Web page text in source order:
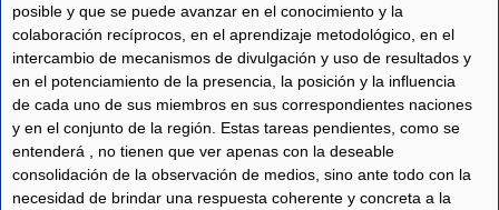
posible y que se puede avanzar en el conocimiento y la
colaboración recíprocos, en el aprendizaje metodológico, en el
intercambio de mecanismos de divulgación y uso de resultados y
en el potenciamiento de la presencia, la posición y la influencia
de cada uno de sus miembros en sus correspondientes naciones
y en el conjunto de la región. Estas tareas pendientes, como se
entenderá , no tienen que ver apenas con la deseable
consolidación de la observación de medios, sino ante todo con la
necesidad de brindar una respuesta coherente y concreta a la